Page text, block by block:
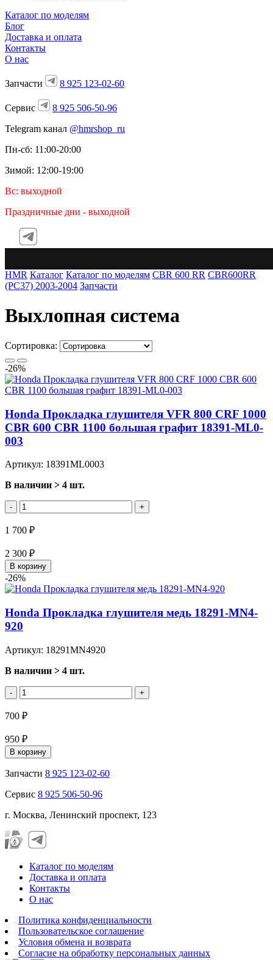
Каталог по моделям
Блог
Доставка и оплата
Контакты
О нас
Запчасти 8 925 123-02-60
Сервис
8 925 506-50-96
Telegram канал @hmrshop_ru
Пн-сб: 11:00-20:00
Зимой: 12:00-19:00
Вс: выходной
Праздничные дни - выходной
HMR Каталог Каталог по моделям CBR 600 RR CBR600RR
(PC37) 2003-2004 Запчасти
Выхлопная система
Сортировка:
-26%
Honda Прокладка глушителя VFR 800 CRF 1000
CBR 600 CBR 1100 большая графит 18391-ML0-
003
Артикул: 18391ML0003
В наличии > 4 шт.
- +
1 700 ₽
2 300 ₽
В корзину
-26%
Honda Прокладка глушителя медь 18291-MN4-
920
Артикул: 18291MN4920
В наличии > 4 шт.
- +
700 ₽
950 ₽
В корзину
Запчасти 8 925 123-02-60
Сервис 8 925 506-50-96
г. Москва, Ленинский проспект, 123
Каталог по моделям
Доставка и оплата
Контакты
О нас
Политика конфиденциальности
Пользовательское соглашение
Условия обмена и возврата
Согласие на обработку персональных данных